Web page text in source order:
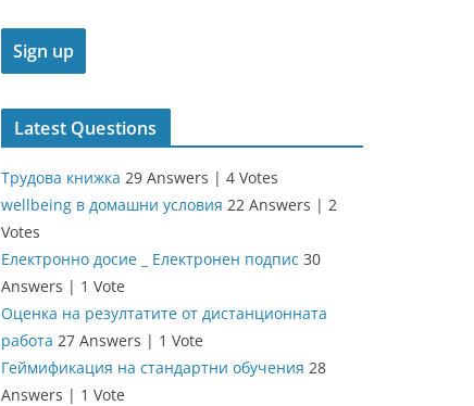
Latest Questions
Трудова книжка 29 Answers | 4 Votes
wellbeing в домашни условия 22 Answers | 2
Votes
Електронно досие _ Електронен подпис 30
Answers | 1 Vote
Оценка на резултатите от дистанционната
работа 27 Answers | 1 Vote
Геймификация на стандартни обучения 28
Answers | 1 Vote